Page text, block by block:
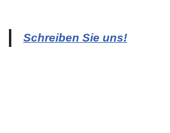
Schreiben Sie uns!